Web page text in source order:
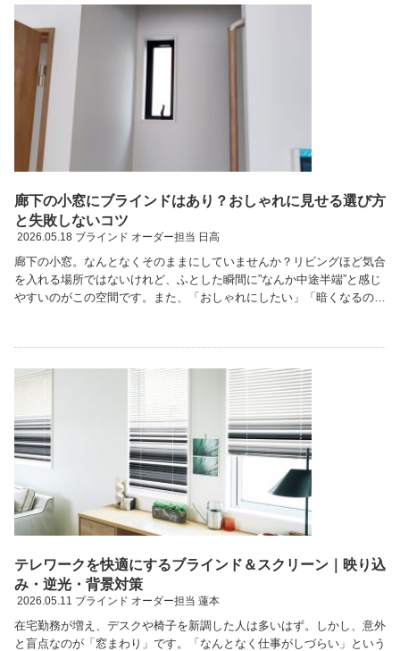
廊下の小窓にブラインドはあり？おしゃれに見せる選び方
と失敗しないコツ
2026.05.18 ブラインド オーダー担当 日高
廊下の小窓。なんとなくそのままにしていませんか？リビングほど気合
を入れる場所ではないけれど、ふとした瞬間に”なんか中途半端”と感じ
やすいのがこの空間です。また、「おしゃれにしたい」「暗くなるのは
テレワークを快適にするブラインド＆スクリーン｜映り込
み・逆光・背景対策
2026.05.11 ブラインド オーダー担当 蓮本
在宅勤務が増え、デスクや椅子を新調した人は多いはず。しかし、意外
と盲点なのが「窓まわり」です。「なんとなく仕事がしづらい」という